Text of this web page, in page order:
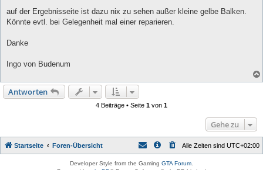
i
r
auf der Ergebnisseite ist dazu nix zu sehen außer kleine gelbe Balken.
Könnte evtl. bei Gelegenheit mal einer reparieren.
Danke
Ingo von Budenum
Antworten
4 Beiträge • Seite 1 von 1
Gehe zu
Startseite Foren-Übersicht Alle Zeiten sind UTC+02:00
Developer Style from the Gaming GTA Forum